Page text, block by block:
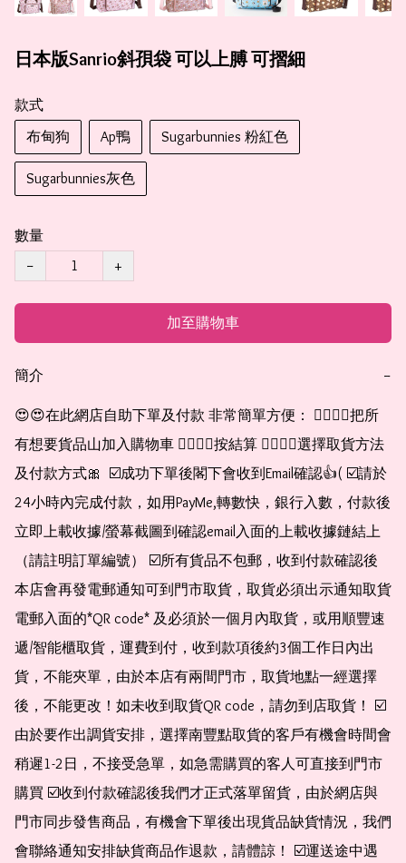
日本版Sanrio斜孭袋 可以上膊 可摺細
款式
布甸狗
Ap鴨 Sugarbunnies 粉紅色
Sugarbunnies灰色
數量
−
+
加至購物車
簡介 −
😍😍在此網店自助下單及付款 非常簡單方便： 👉🏻👉🏻把所
有想要貨品山加入購物車 👉🏻👉🏻按結算 👉🏻👉🏻選擇取貨方法
及付款方式🎀  ☑️成功下單後閣下會收到Email確認👍( ☑️請於
24小時內完成付款，如用PayMe,轉數快，銀行入數，付款後
立即上載收據/螢幕截圖到確認email入面的上載收據鏈結上
（請註明訂單編號） ☑️所有貨品不包郵，收到付款確認後
本店會再發電郵通知可到門市取貨，取貨必須出示通知取貨
電郵入面的*QR code* 及必須於一個月內取貨，或用順豐速
遞/智能櫃取貨，運費到付，收到款項後約3個工作日內出
貨，不能夾單，由於本店有兩間門市，取貨地點一經選擇
後，不能更改！如未收到取貨QR code，請勿到店取貨！ ☑️
由於要作出調貨安排，選擇南豐點取貨的客戶有機會時間會
稍遲1-2日，不接受急單，如急需購買的客人可直接到門市
購買 ☑️收到付款確認後我們才正式落單留貨，由於網店與
門市同步發售商品，有機會下單後出現貨品缺貨情況，我們
會聯絡通知安排缺貨商品作退款，請體諒！ ☑️運送途中遇